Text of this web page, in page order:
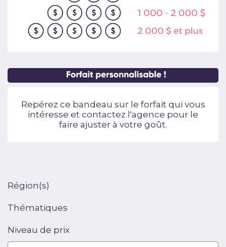
Repérez ce bandeau sur le forfait qui vous
intéresse et contactez l'agence pour le
faire ajuster à votre goût.
Région(s)
Thématiques
Niveau de prix